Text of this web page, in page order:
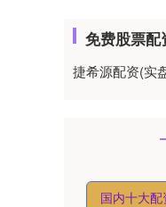
免费股票配
捷希源配资(实
国内十大配